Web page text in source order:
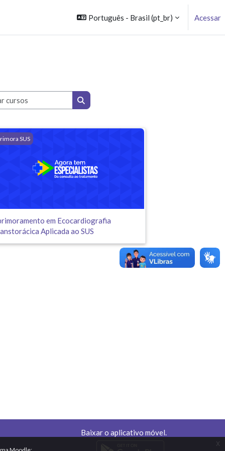
x
Português - Brasil ‎(pt_br)‎ Acessar
Buscar cursos
Buscar cursos
no SUS em Ecocardiografia Transtorácica Aplicada ao SUS
SUS
em Ecocardiografia
Aplicada ao SUS
Baixar o aplicativo móvel.